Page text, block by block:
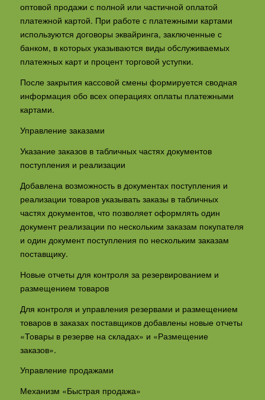
оптовой продажи с полной или частичной оплатой
платежной картой. При работе с платежными картами
используются договоры эквайринга, заключенные с
банком, в которых указываются виды обслуживаемых
платежных карт и процент торговой уступки.
После закрытия кассовой смены формируется сводная
информация обо всех операциях оплаты платежными
картами.
Управление заказами
Указание заказов в табличных частях документов
поступления и реализации
Добавлена возможность в документах поступления и
реализации товаров указывать заказы в табличных
частях документов, что позволяет оформлять один
документ реализации по нескольким заказам покупателя
и один документ поступления по нескольким заказам
поставщику.
Новые отчеты для контроля за резервированием и
размещением товаров
Для контроля и управления резервами и размещением
товаров в заказах поставщиков добавлены новые отчеты
«Товары в резерве на складах» и «Размещение
заказов».
Управление продажами
Механизм «Быстрая продажа»